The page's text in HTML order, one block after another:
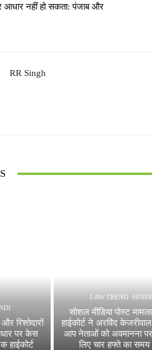
नहीं हो सकता: पंजाब और
RR Singh
रिश्तेदारों
पर केस
हाईकोर्ट
LAW TREND -HINDI
सोशल मीडिया पोस्ट
हाईकोर्ट ने अरविंद
आप नेताओं को अवमानना
लिए चार हफ्ते का समय